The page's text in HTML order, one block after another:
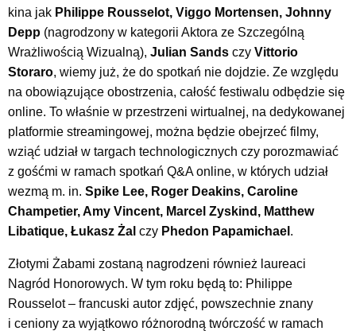
kina jak Philippe Rousselot, Viggo Mortensen, Johnny
Depp (nagrodzony w kategorii Aktora ze Szczególną
Wrażliwością Wizualną), Julian Sands czy Vittorio
Storaro, wiemy już, że do spotkań nie dojdzie. Ze względu
na obowiązujące obostrzenia, całość festiwalu odbędzie się
online. To właśnie w przestrzeni wirtualnej, na dedykowanej
platformie streamingowej, można będzie obejrzeć filmy,
wziąć udział w targach technologicznych czy porozmawiać
z gośćmi w ramach spotkań Q&A online, w których udział
wezmą m. in. Spike Lee, Roger Deakins, Caroline
Champetier, Amy Vincent, Marcel Zyskind, Matthew
Libatique, Łukasz Żal czy Phedon Papamichael .
Złotymi Żabami zostaną nagrodzeni również laureaci
Nagród Honorowych. W tym roku będą to: Philippe
Rousselot – francuski autor zdjęć, powszechnie znany
i ceniony za wyjątkowo różnorodną twórczość w ramach